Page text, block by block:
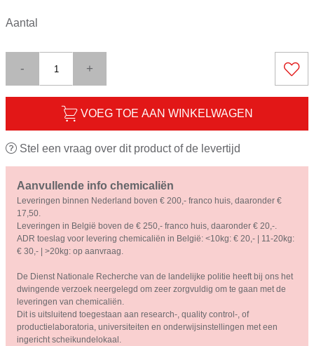
Aantal
- +
VOEG TOE AAN WINKELWAGEN
Stel een vraag over dit product of de levertijd
Aanvullende info chemicaliën
Leveringen binnen Nederland boven € 200,- franco huis, daaronder €
17,50.
Leveringen in België boven de € 250,- franco huis, daaronder € 20,-.
ADR toeslag voor levering chemicaliën in België: <10kg: € 20,- | 11-20kg:
€ 30,- | >20kg: op aanvraag.
De Dienst Nationale Recherche van de landelijke politie heeft bij ons het
dwingende verzoek neergelegd om zeer zorgvuldig om te gaan met de
leveringen van chemicaliën.
Dit is uitsluitend toegestaan aan research-, quality control-, of
productielaboratoria, universiteiten en onderwijsinstellingen met een
ingericht scheikundelokaal.